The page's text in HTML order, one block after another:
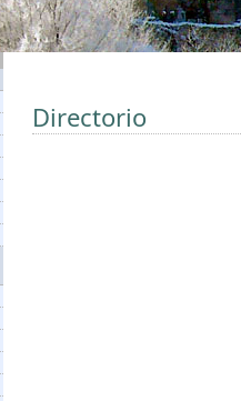
Directorio